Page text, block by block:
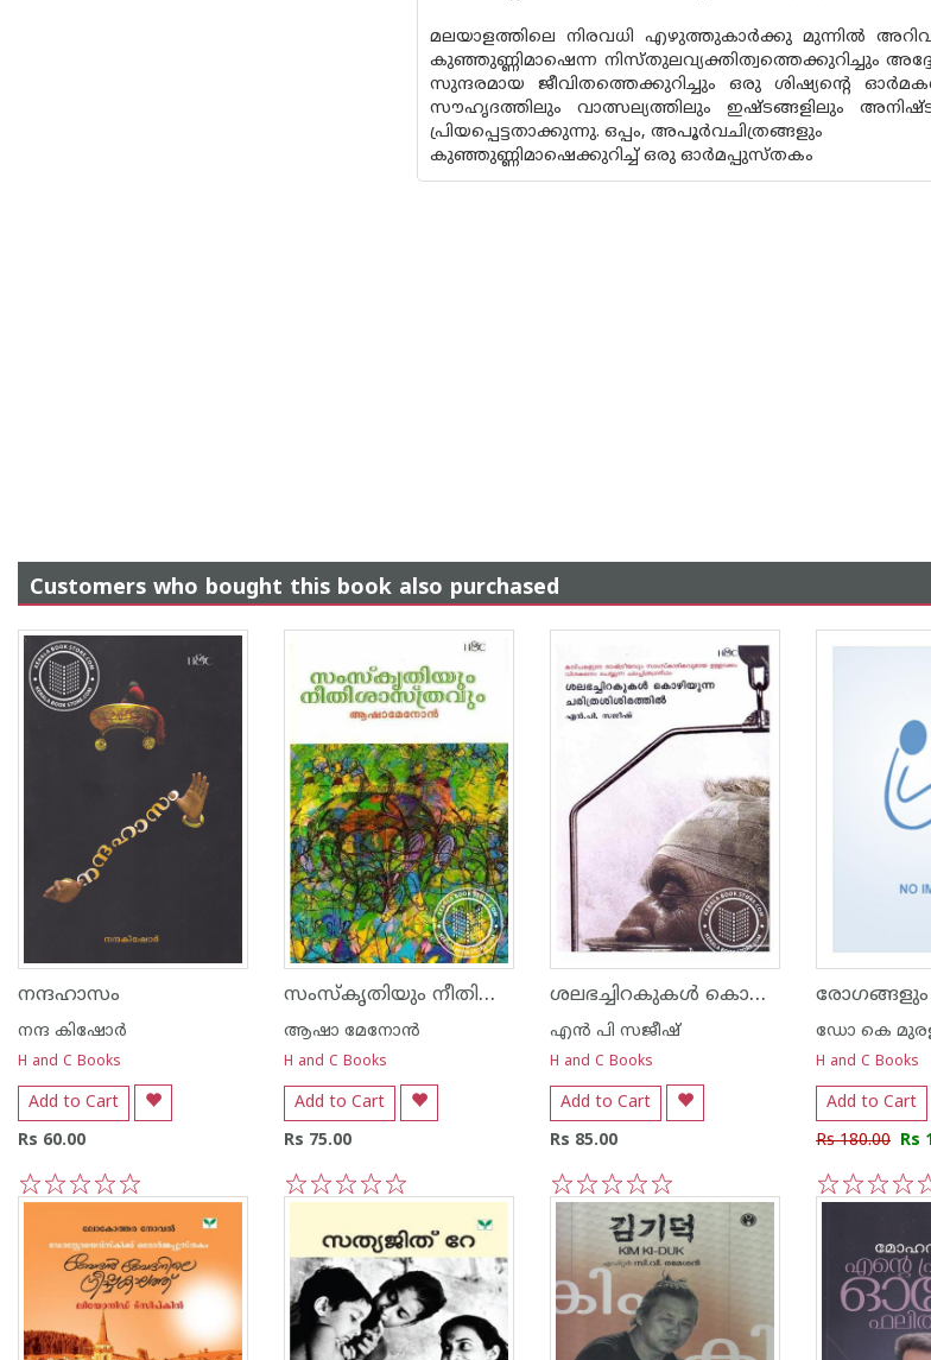
മലയാളത്തിലെ നിരവധി എഴുത്തുകാർക്കു മുന്നിൽ
കുഞ്ഞുണ്ണിമാഷെന്ന നിസ്തുലവ്യക്തിത്വത്തെക്കുറിച്ചും
സുന്ദരമായ ജീവിതത്തെക്കുറിച്ചും ഒരു ശിഷ്യന്റെ
സൗഹൃദത്തിലും വാത്സല്യത്തിലും ഇഷ്ടങ്ങളിലും
പ്രിയപ്പെട്ടതാക്കുന്നു. ഒപ്പം, അപൂർവചിത്രങ്ങളും
കുഞ്ഞുണ്ണിമാഷെക്കുറിച്ച് ഒരു ഓർമപ്പുസ്തകം
Customers who bought this book also purchased
നന്ദഹാസം
നന്ദ‌ കിഷോര്‍
H and C Books
Add to Cart
Rs 60.00
5
4
3
2
1
സംസ്കൃതിയും നീതിശാസ്ത്രവും
ആഷാ മേനോന്‍
H and C Books
Add to Cart
Rs 75.00
5
4
3
2
1
ശലഭച്ചിറകുകള്‍ കൊഴിയുന്ന ചരിത്രശിശിരത്തില്‍
എന്‍ പി സജീഷ്‌
H and C Books
Add to Cart
Rs 85.00
5
4
3
2
1
H and C Books
Add to Cart
Rs 180.00 Rs
5
4
3
2
1